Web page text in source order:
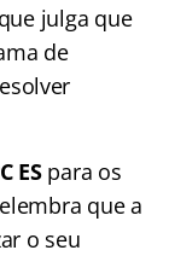
julga que
de
ESpara os
que a
o seu